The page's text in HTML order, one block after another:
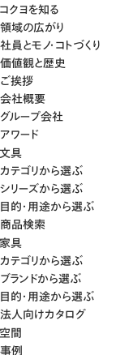
コクヨを知る
領域の広がり
社員とモノ・コトづくり
価値観と歴史
ご挨拶
会社概要
グループ会社
アワード
文具
カテゴリから選ぶ
シリーズから選ぶ
目的・用途から選ぶ
商品検索
家具
カテゴリから選ぶ
ブランドから選ぶ
目的・用途から選ぶ
法人向けカタログ
空間
事例